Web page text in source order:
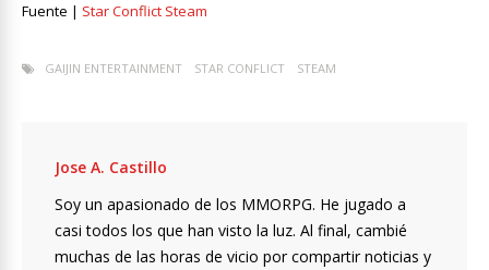
Fuente | Star Conflict Steam
GAIJIN ENTERTAINMENT STAR CONFLICT STEAM
Jose A. Castillo
Soy un apasionado de los MMORPG. He jugado a
casi todos los que han visto la luz. Al final, cambié
muchas de las horas de vicio por compartir noticias y